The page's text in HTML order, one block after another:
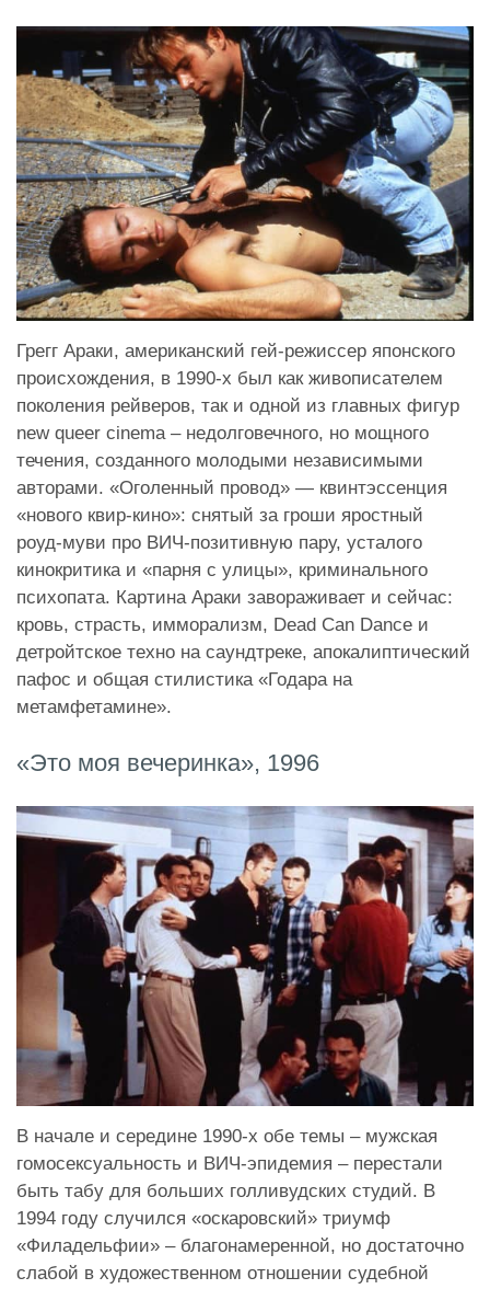
Грегг Араки, американский гей-режиссер японского
происхождения, в 1990-х был как живописателем
поколения рейверов, так и одной из главных фигур
new queer cinema – недолговечного, но мощного
течения, созданного молодыми независимыми
авторами. «Оголенный провод» — квинтэссенция
«нового квир-кино»: снятый за гроши яростный
роуд-муви про ВИЧ-позитивную пару, усталого
кинокритика и «парня с улицы», криминального
психопата. Картина Араки завораживает и сейчас:
кровь, страсть, имморализм, Dead Can Dance и
детройтское техно на саундтреке, апокалиптический
пафос и общая стилистика «Годара на
метамфетамине».
«Это моя вечеринка», 1996
В начале и середине 1990-х обе темы – мужская
гомосексуальность и ВИЧ-эпидемия – перестали
быть табу для больших голливудских студий. В
1994 году случился «оскаровский» триумф
«Филадельфии» – благонамеренной, но достаточно
слабой в художественном отношении судебной